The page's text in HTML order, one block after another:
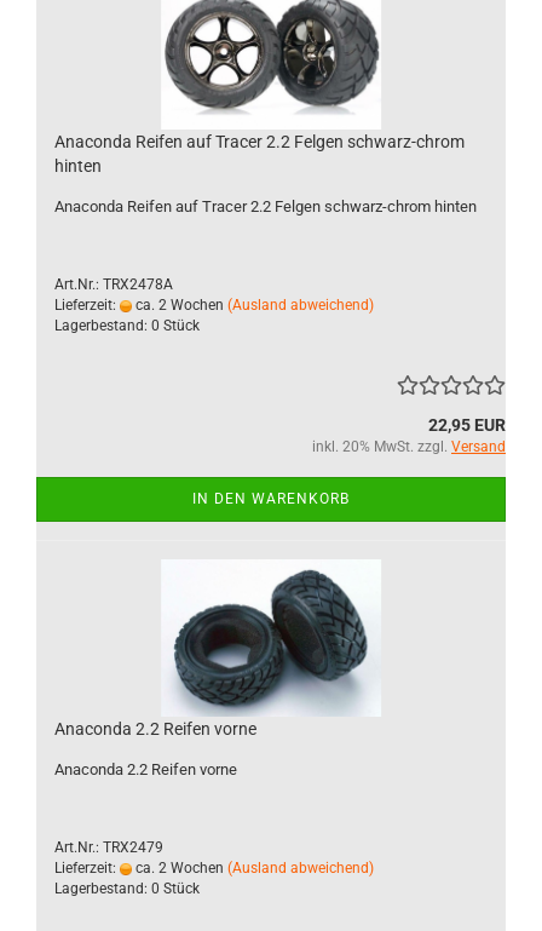
Anaconda Reifen auf Tracer 2.2 Felgen schwarz-chrom
hinten
Anaconda Reifen auf Tracer 2.2 Felgen schwarz-chrom hinten
Art.Nr.: TRX2478A
Lieferzeit:
ca. 2 Wochen (Ausland abweichend)
Lagerbestand: 0 Stück
22,95 EUR
inkl. 20% MwSt. zzgl. Versand
IN DEN WARENKORB
Anaconda 2.2 Reifen vorne
Anaconda 2.2 Reifen vorne
Art.Nr.: TRX2479
Lieferzeit:
ca. 2 Wochen (Ausland abweichend)
Lagerbestand: 0 Stück